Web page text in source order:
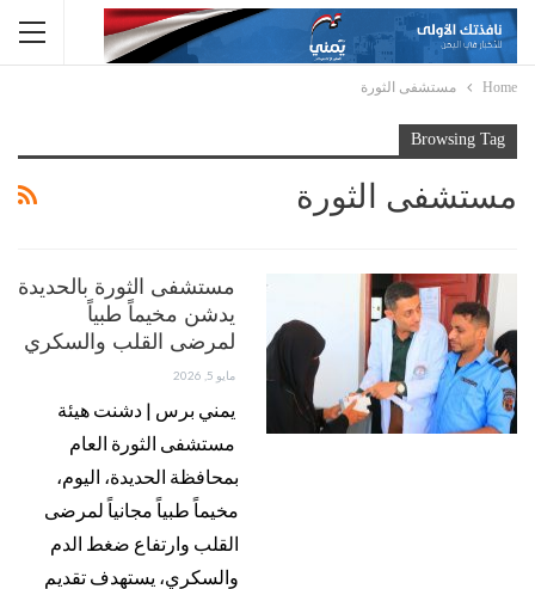
Home مستشفى الثورة
Browsing Tag
مستشفى الثورة
مستشفى الثورة بالحديدة
يدشن مخيماً طبياً
لمرضى القلب والسكري
مايو 5, 2026
يمني برس | دشنت هيئة
مستشفى الثورة العام
بمحافظة الحديدة، اليوم،
مخيماً طبياً مجانياً لمرضى
القلب وارتفاع ضغط الدم
والسكري، يستهدف تقديم